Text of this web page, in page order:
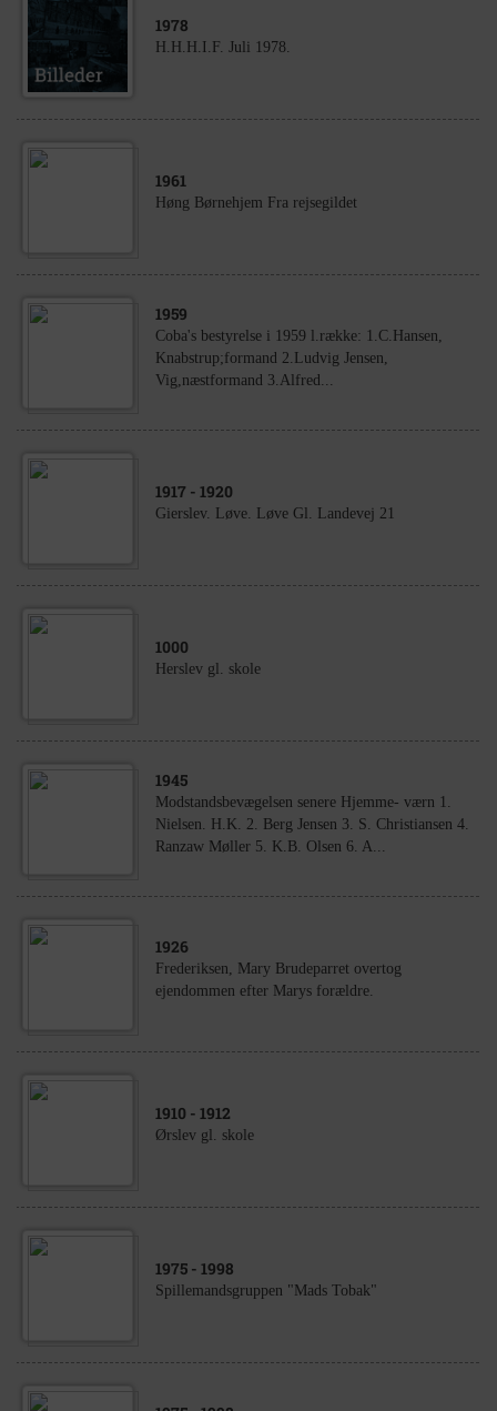
1978
H.H.H.I.F. Juli 1978.
1961
Høng Børnehjem Fra rejsegildet
1959
Coba's bestyrelse i 1959 l.række: 1.C.Hansen,
Knabstrup;formand 2.Ludvig Jensen,
Vig,næstformand 3.Alfred...
1917 - 1920
Gierslev. Løve. Løve Gl. Landevej 21
1000
Herslev gl. skole
1945
Modstandsbevægelsen senere Hjemme- værn 1.
Nielsen. H.K. 2. Berg Jensen 3. S. Christiansen 4.
Ranzaw Møller 5. K.B. Olsen 6. A...
1926
Frederiksen, Mary Brudeparret overtog
ejendommen efter Marys forældre.
1910 - 1912
Ørslev gl. skole
1975 - 1998
Spillemandsgruppen "Mads Tobak"